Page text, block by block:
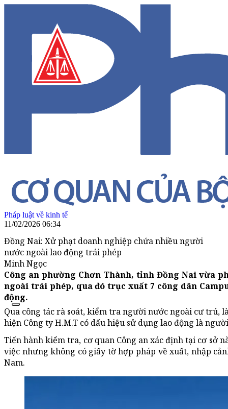
Pháp luật về kinh tế
11/02/2026 06:34
Đồng Nai: Xử phạt doanh nghiệp chứa nhiều người
nước ngoài lao động trái phép
Minh Ngọc
Công an phường Chơn Thành, tỉnh Đồng Nai vừa
ngoài trái phép, qua đó trục xuất 7 công dân
động.
Qua công tác rà soát, kiểm tra người nước ngoài cư trú,
hiện Công ty H.M.T có dấu hiệu sử dụng lao động là
Tiến hành kiểm tra, cơ quan Công an xác định tại cơ sở
việc nhưng không có giấy tờ hợp pháp về xuất, nhập
Nam.